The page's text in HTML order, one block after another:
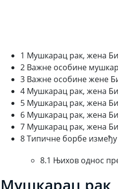
1 Мушкарац рак, жена
2 Важне особине
3 Важне особине жене
4 Мушкарац рак, жена
5 Мушкарац рак, жена
6 Мушкарац рак, жена
7 Мушкарац рак, жена
8 Типичне борбе
8.1 Њихов однос
Мушкарац рак,